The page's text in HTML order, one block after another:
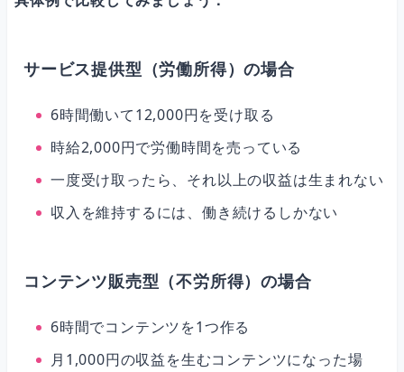
サービス提供型（労働所得）の場合
6時間働いて12,000円を受け取る
時給2,000円で労働時間を売っている
一度受け取ったら、それ以上の収益は生まれない
収入を維持するには、働き続けるしかない
コンテンツ販売型（不労所得）の場合
6時間でコンテンツを1つ作る
月1,000円の収益を生むコンテンツになった場